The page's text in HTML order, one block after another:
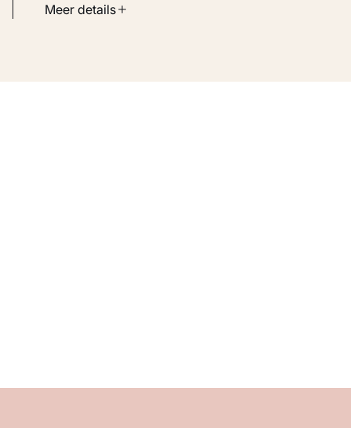
Soort werk
Meer details